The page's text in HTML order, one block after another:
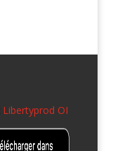
Libertyprod OI